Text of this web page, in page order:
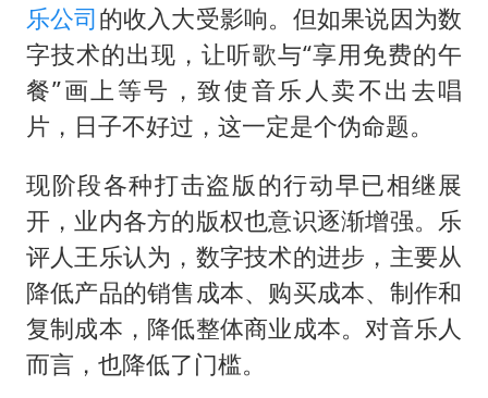
乐公司的收入大受影响。但如果说因为数
字技术的出现，让听歌与“享用免费的午
餐”画上等号，致使音乐人卖不出去唱
片，日子不好过，这一定是个伪命题。
现阶段各种打击盗版的行动早已相继展
开，业内各方的版权也意识逐渐增强。乐
评人王乐认为，数字技术的进步，主要从
降低产品的销售成本、购买成本、制作和
复制成本，降低整体商业成本。对音乐人
而言，也降低了门槛。